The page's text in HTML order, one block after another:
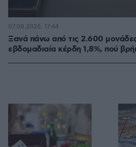
Ξανά πάνω από τις 2.600
εβδομαδιαία κέρδη 1,8%, πού
07.08.2026, 17:44